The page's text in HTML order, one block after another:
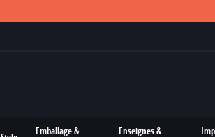
Emballage &
Enseignes &